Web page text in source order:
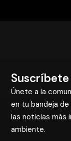
Únete a la
en tu bandeja
las noticias más
ambiente.